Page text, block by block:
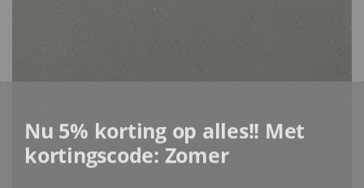
Nu 5% korting op alles!! Met
kortingscode: Zomer